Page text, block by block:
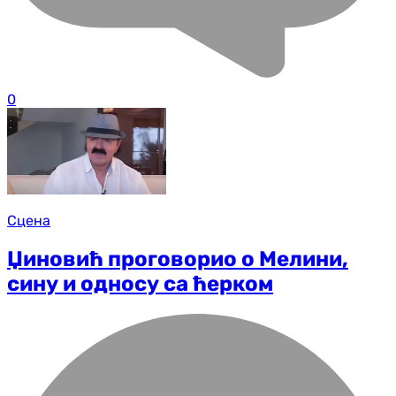
0
Сцена
Џиновић проговорио о Мелини,
сину и односу са ћерком